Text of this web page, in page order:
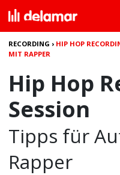
RECORDING › HIP HOP
MIT RAPPER
Hip Hop
Session
Tipps für
Rapper